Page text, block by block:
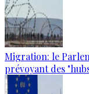
Migration: le
prévoyant des